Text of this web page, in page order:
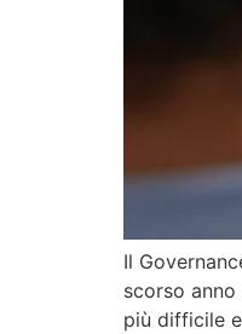
Il
scorso
più difficile